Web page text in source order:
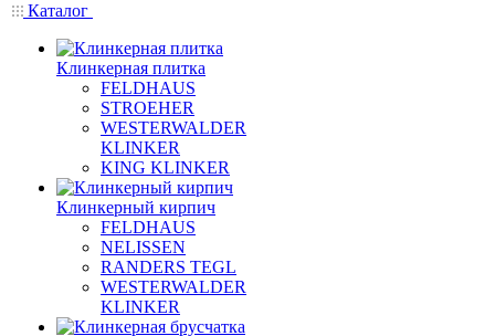
Каталог
Клинкерная плитка
FELDHAUS
STROEHER
WESTERWALDER
KLINKER
KING KLINKER
Клинкерный кирпич
FELDHAUS
NELISSEN
RANDERS TEGL
WESTERWALDER
KLINKER